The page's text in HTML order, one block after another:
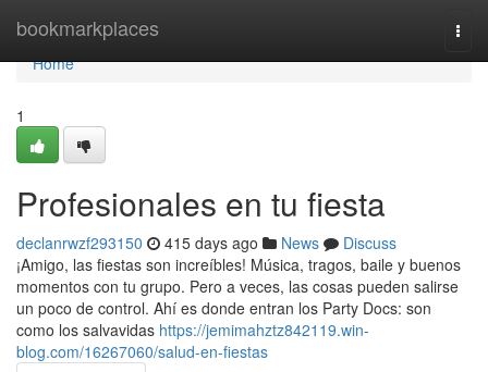
bookmarkplaces
Home
Home
1
Profesionales en tu fiesta
declanrwzf293150 415 days ago News
Discuss
¡Amigo, las fiestas son increíbles! Música, tragos, baile y buenos
momentos con tu grupo. Pero a veces, las cosas pueden salirse
un poco de control. Ahí es donde entran los Party Docs: son
como los salvavidas https://jemimahztz842119.win-
blog.com/16267060/salud-en-fiestas